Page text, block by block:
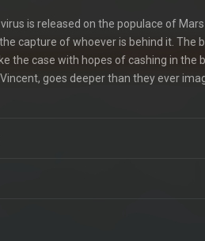
is released on the populace of
capture of whoever is behind it. The
the case with hopes of cashing in the
goes deeper than they ever